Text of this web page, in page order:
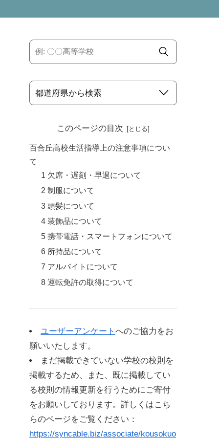
このページの目次
百合丘高校生活指導上の注意事項につい
て
1 欠席・遅刻・早退について
2 制服について
3 頭髪について
4 装飾品について
5 携帯電話・スマートフォンについて
6 所持品について
7 アルバイトについて
8 運転免許の取得について
ユーザーアンケート へのご協力をお
願いいたします。
まだ掲載できていない学校の校則を
掲載するため、また、既に掲載してい
る校則の情報更新を行うためにご寄付
をお願いしております。詳しくはこち
らのページをご覧ください：
https://syncable.biz/associate/kousokuo